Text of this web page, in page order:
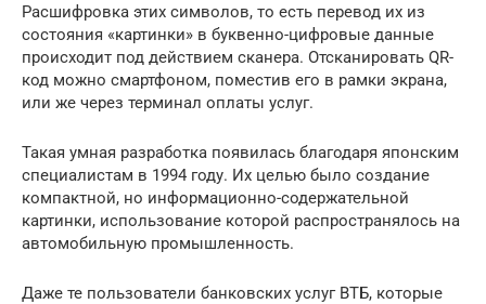
Расшифровка этих символов, то есть перевод их из
состояния «картинки» в буквенно-цифровые данные
происходит под действием сканера. Отсканировать QR-
код можно смартфоном, поместив его в рамки экрана,
или же через терминал оплаты услуг.
Такая умная разработка появилась благодаря японским
специалистам в 1994 году. Их целью было создание
компактной, но информационно-содержательной
картинки, использование которой распространялось на
автомобильную промышленность.
Даже те пользователи банковских услуг ВТБ, которые